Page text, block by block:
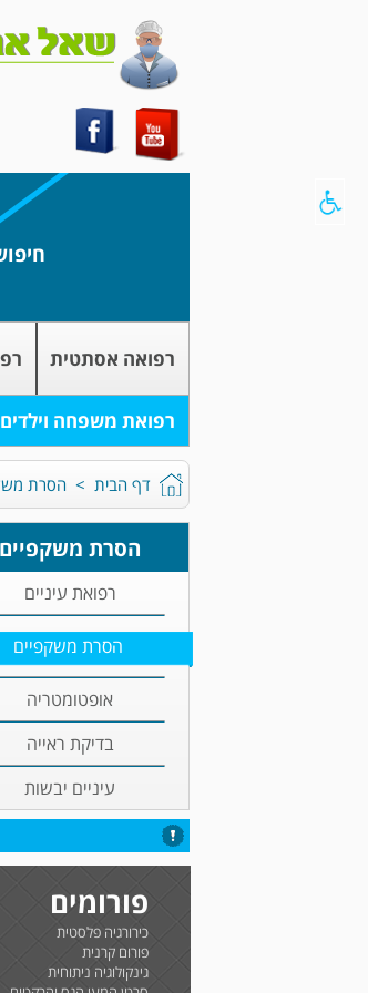
רפואה אסתטית
רפואת משפחה וילדים
דף הבית > הסרת
הסרת משקפיים
רפואת עיניים
הסרת משקפיים
אופטומטריה
בדיקת ראייה
עיניים יבשות
פורומים
כירורגיה פלסטית
פורום קרנית
גינקולוגיה ניתוחית